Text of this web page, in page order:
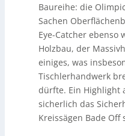
Baureihe: die
Sachen
Eye-Catcher ebenso
Holzbau, der
einiges, was
Tischlerhandwerk
dürfte. Ein Highlight
sicherlich das
Kreissägen Bade Off